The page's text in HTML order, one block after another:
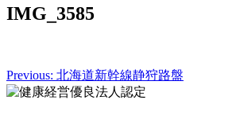
IMG_3585
投
稿
Previous: 北海道新幹線静狩路盤